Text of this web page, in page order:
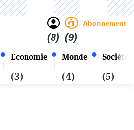
Economie
(3)
Monde
(4)
Société
(5)
(8)
Abonnement
(9)
Alger